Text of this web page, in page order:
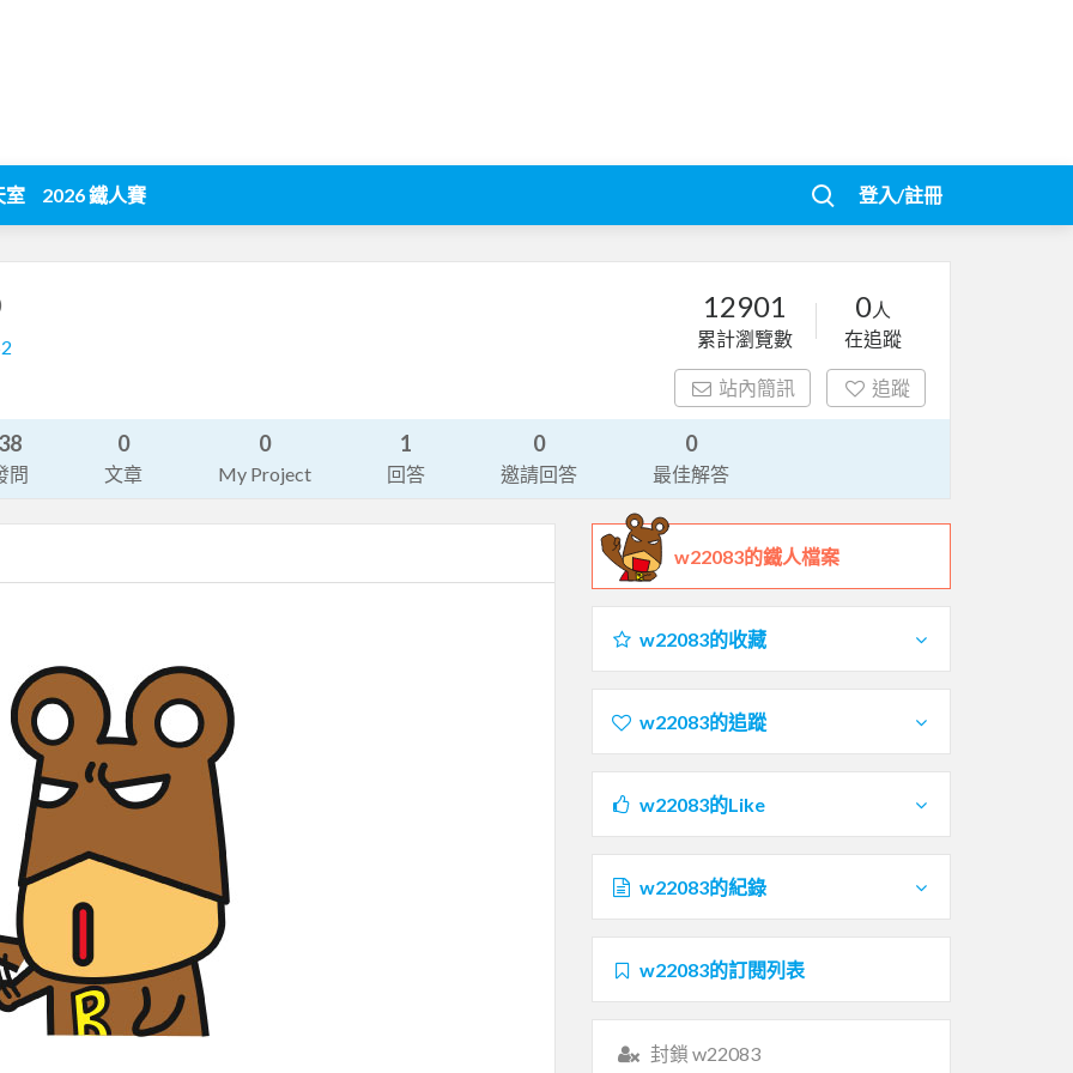
室 2026 鐵人賽 登入/註冊
12901
累計瀏覽數
0人
在追蹤
站內簡訊 追蹤
問
0
文章
0
My Project
1
回答
0
邀請回答
0
最佳解答
w22083的鐵人檔案
w22083的收藏
w22083的追蹤
w22083的Like
w22083的紀錄
w22083的訂閱列表
封鎖 w22083